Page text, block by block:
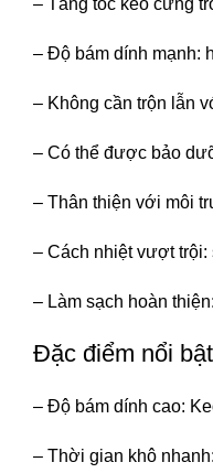
– Tăng tốc keo cứng
– Độ bám dính mạnh:
– Không cần trộn lẫn
– Có thể được bảo
– Thân thiện với môi
– Cách nhiệt vượt
– Làm sạch hoàn
Đặc điểm nổi
– Độ bám dính cao:
– Thời gian khô